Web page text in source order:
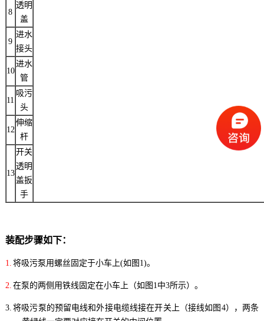
8
透明
盖
9
进水
接头
10
进水
管
11
吸污
头
12
伸缩
杆
13
开关
透明
盖扳
手
装配步骤如下：
1. 将吸污泵用螺丝固定于小车上(如图 1)。
2. 在泵的两侧用铁线固定在小车上（如图 1中3所示）。
3. 将吸污泵的预留电线和外接电缆线接在开关上（接线如图 4），两条